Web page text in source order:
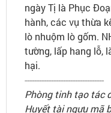
ngày Tị là Phục
hành, các vụ thừa
lò nhuộm lò gốm.
tường, lấp hang lỗ,
hại.
---------------------------------
Phòng tinh tạo tác
Huyết tài ngưu mã